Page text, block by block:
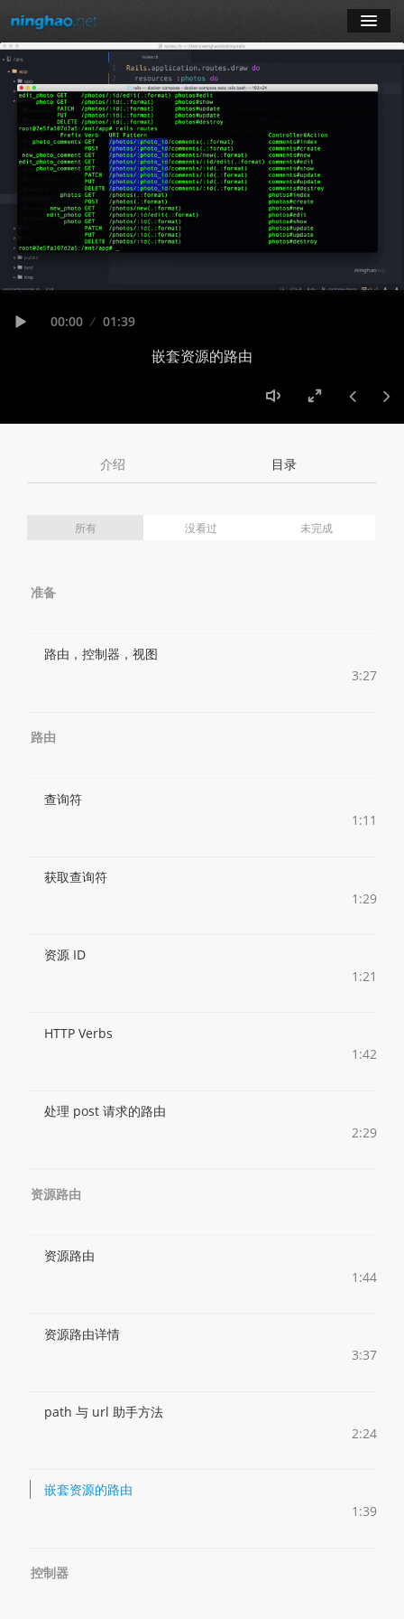
学习
登录
注册
Current
00:00 Duration
01:39
嵌套资源的路由
Volume
介绍 目录
所有 没看过 未完成
准备
路由，控制器，视图
3:27
路由
查询符
1:11
获取查询符
1:29
资源 ID
1:21
HTTP Verbs
1:42
处理 post 请求的路由
2:29
资源路由
资源路由
1:44
资源路由详情
3:37
path 与 url 助手方法
2:24
嵌套资源的路由
1:39
控制器